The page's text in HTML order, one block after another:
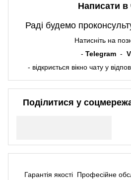
Написати в
Раді будемо
Натисніть на
- Telegram -
- відкриється вікно чату у
Поділитися у
Гарантія якості Професійне